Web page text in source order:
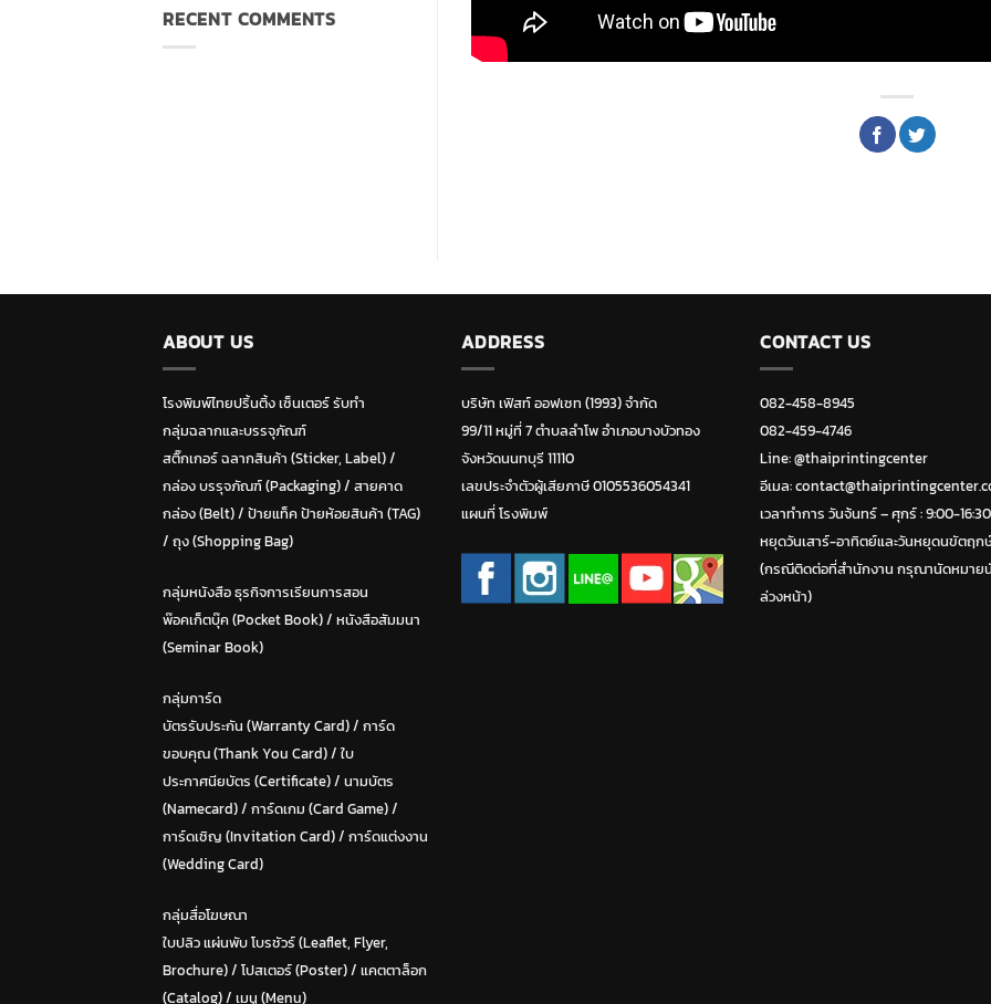
RECENT COMMENTS
ABOUT US
โรงพิมพ์ไทยปริ้นติ้ง เซ็นเตอร์ รับทำ
กลุ่มฉลากและบรรจุภัณฑ์
สติ๊กเกอร์ ฉลากสินค้า (Sticker, Label)/
กล่อง บรรุจภัณฑ์ (Packaging)/ สายคาด
กล่อง (Belt)/ ป้ายแท็ค ป้ายห้อยสินค้า (TAG)
/ ถุง (Shopping Bag)
กลุ่มหนังสือ ธุรกิจการเรียนการสอน
พ๊อคเก็ตบุ๊ค (Pocket Book)/ หนังสือสัมมนา
(Seminar Book)
กลุ่มการ์ด
บัตรรับประกัน (Warranty Card)/ การ์ด
ขอบคุณ (Thank You Card)/ ใบ
ประกาศนียบัตร (Certificate)/ นามบัตร
(Namecard)/ การ์ดเกม (Card Game)/
การ์ดเชิญ (Invitation Card)/ การ์ดแต่งงาน
(Wedding Card)
กลุ่มสื่อโฆษณา
ใบปลิว แผ่นพับ โบรชัวร์ (Leaflet, Flyer,
Brochure)/ โปสเตอร์ (Poster) / แคตตาล็อก
(Catalog)/ เมนู (Menu)
ADDRESS
บริษัท เฟิสท์ ออฟเซท (1993) จำกัด
99/11 หมู่ที่ 7 ตำบลลำโพ อำเภอบางบัวทอง
จังหวัดนนทบุรี 11110
เลขประจำตัวผู้เสียภาษี 0105536054341
แผนที่ โรงพิมพ์
CONTACT US
082-458-8945
082-459-4746
Line:@thaiprintingcenter
อีเมล:
เวลาทำการ วันจ้นทร์ – ศุกร์ : 9:00-16:30
หยุดวันเสาร์-อาทิตย์และวันหยุดนขัตฤก
(กรณีติดต่อที่สำนักงาน กรุณานัดหมาย
ล่วงหน้า)